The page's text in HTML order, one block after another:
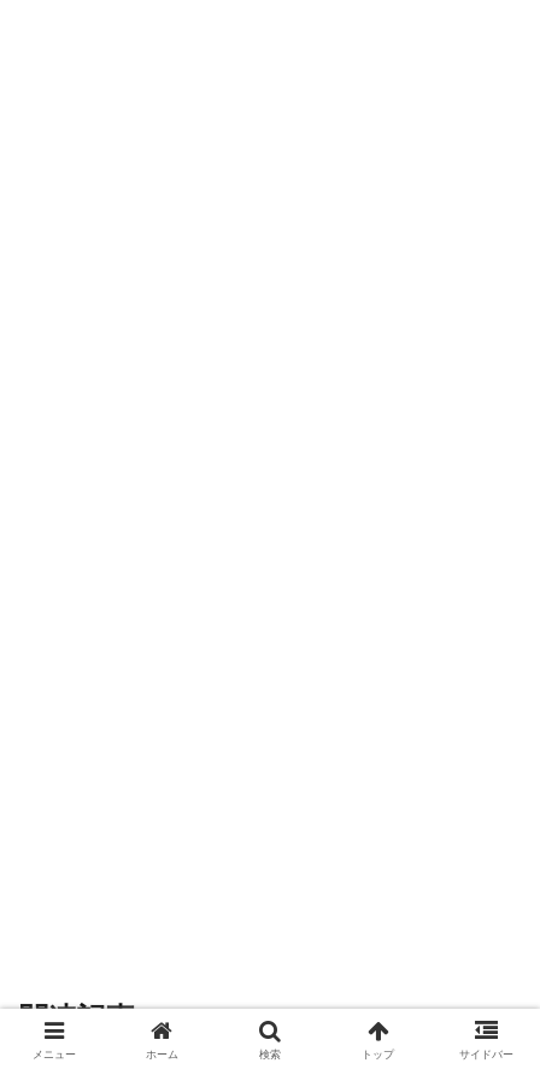
関連記事
メニュー ホーム 検索 トップ サイドバー